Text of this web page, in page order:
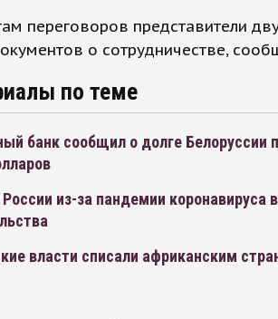
переговоров представители
о сотрудничестве,
по теме
банк сообщил о долге Белоруссии
России из-за пандемии
власти списали африканским